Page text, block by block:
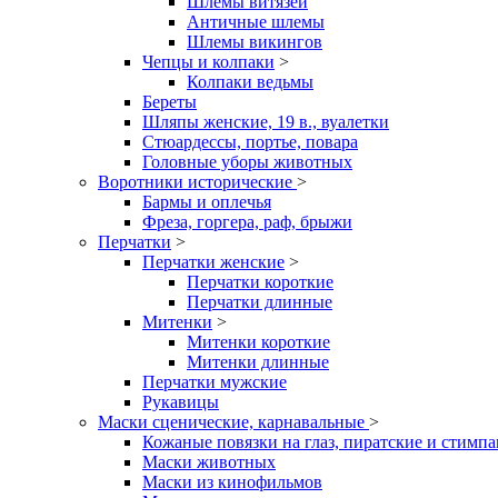
Античные шлемы
Шлемы викингов
Чепцы и колпаки >
Колпаки ведьмы
Береты
Шляпы женские, 19 в., вуалетки
Стюардессы, портье, повара
Головные уборы животных
Воротники исторические >
Бармы и оплечья
Фреза, горгера, раф, брыжи
Перчатки >
Перчатки женские >
Перчатки короткие
Перчатки длинные
Митенки >
Митенки короткие
Митенки длинные
Перчатки мужские
Рукавицы
Маски сценические, карнавальные >
Кожаные повязки на глаз, пиратские и
Маски животных
Маски из кинофильмов